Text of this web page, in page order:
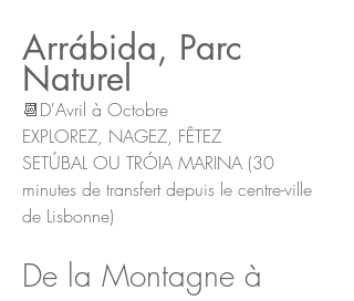
Arrábida, Parc
Naturel
📆D'Avril à Octobre
EXPLOREZ, NAGEZ, FÊTEZ
SETÚBAL OU TRÓIA MARINA (30
minutes de transfert depuis le centre-ville
de Lisbonne)
De la Montagne à